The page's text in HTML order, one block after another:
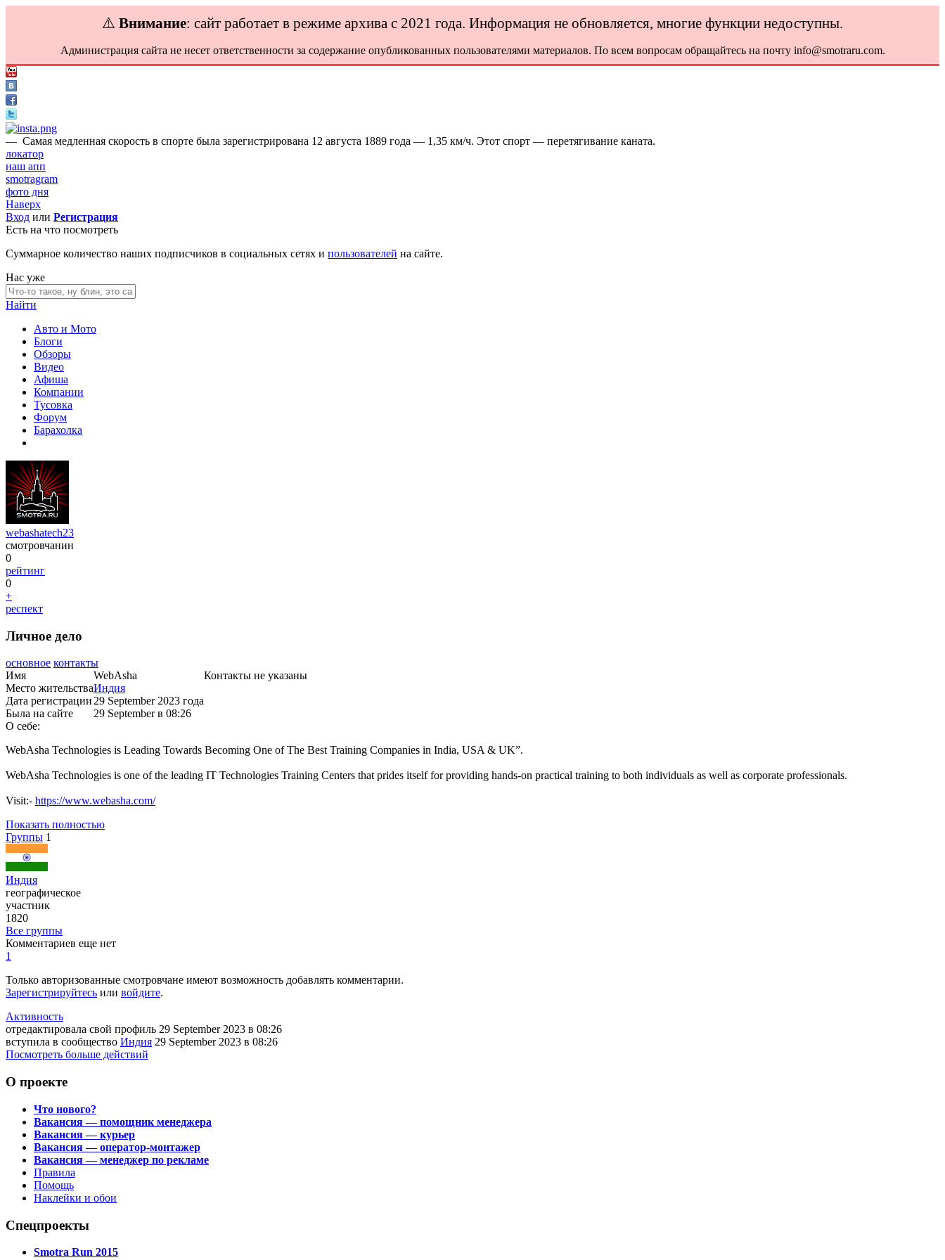
⚠️ Внимание: сайт работает в режиме архива с 2021 года. Информация не обновляется, многие функции недоступны.
Администрация сайта не несет ответственности за содержание опубликованных пользователями материалов. По всем вопросам обращайтесь на почту info@smotraru.com.
— Самая медленная скорость в спорте была зарегистрирована 12 августа 1889 года — 1,35 км/ч. Этот спорт — перетягивание каната.
локатор
наш апп
smotragram
фото дня
Наверх
Вход или Регистрация
Есть на что посмотреть
Суммарное количество наших подписчиков в социальных сетях и пользователей на сайте.
Нас уже
Найти
Авто и Мото
Блоги
Обзоры
Видео
Афиша
Компании
Тусовка
Форум
Барахолка
webashatech23
смотровчанин
0
рейтинг
0
+
респект
Личное дело
основное контакты
Имя
WebAsha
Место жительстваИндия
Дата регистрации29 September 2023 года
Была на сайте
29 September в 08:26
Контакты не указаны
О себе:
WebAsha Technologies is Leading Towards Becoming One of The Best Training Companies in India, USA & UK”.
WebAsha Technologies is one of the leading IT Technologies Training Centers that prides itself for providing hands-on practical training to both individuals as well as corporate professionals.
Visit:- https://www.webasha.com/
Показать полностью
Группы 1
Индия
географическое
участник
1820
Все группы
Комментариев еще нет
1
Только авторизованные смотровчане имеют возможность добавлять комментарии.
Зарегистрируйтесь или войдите.
Активность
отредактировала свой профиль 29 September 2023 в 08:26
вступила в сообщество Индия 29 September 2023 в 08:26
Посмотреть больше действий
О проекте
Что нового?
Вакансия — помощник менеджера
Вакансия — курьер
Вакансия — оператор-монтажер
Вакансия — менеджер по рекламе
Правила
Помощь
Наклейки и обои
Спецпроекты
Smotra Run 2015